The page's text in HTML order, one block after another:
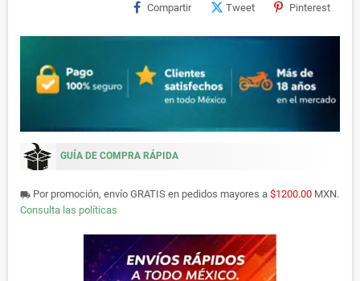
Compartir Tweet Pinterest
GUÍA DE COMPRA RÁPIDA
local_shipping Por promoción, envío GRATIS en pedidos mayores a $1200.00 MXN.
Consulta las políticas